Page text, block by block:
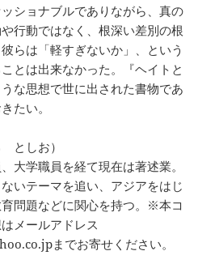
ショナブルでありながら、真の
行動ではなく、根深い差別の根
らは「軽すぎないか」、という
とは出来なかった。『ヘイトと
な思想で世に出された書物であ
たい。
としお）
大学職員を経て現在は著述業。
いテーマを追い、アジアをはじ
問題などに関心を持つ。※本コ
メールアドレス
までお寄せください。